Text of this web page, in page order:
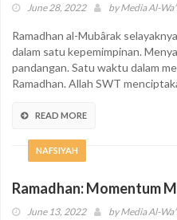
June 28, 2022 byMedia Al-
Ramadhan al-Mubârak
dalam satu kepemimpinan.
pandangan. Satu waktu dalam
Ramadhan. Allah SWT
READ MORE
NAFSIYAH
Ramadhan: Momentum
June 13, 2022 byMedia Al-